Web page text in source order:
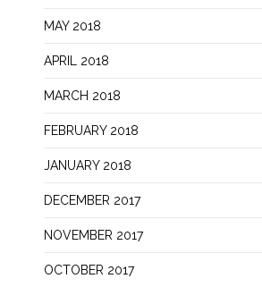
MAY 2018
APRIL 2018
MARCH 2018
FEBRUARY 2018
JANUARY 2018
DECEMBER 2017
NOVEMBER 2017
OCTOBER 2017